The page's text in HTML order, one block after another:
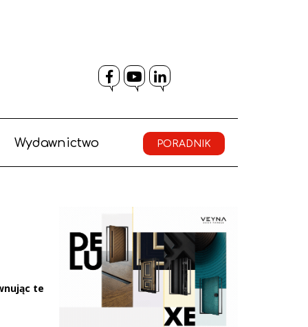
Facebook
YouTube
LinkedIn
Wydawnictwo PORADNIK
te